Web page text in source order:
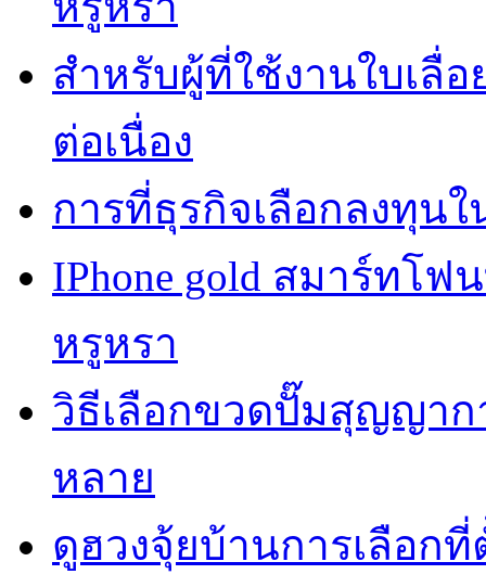
สำหรับผู้ที่ใช้งานใบเลื่
ต่อเนื่อง
การที่ธุรกิจเลือกลงทุน
IPhone gold สมาร์ทโ
หรูหรา
วิธีเลือกขวดปั๊มสุญญาก
หลาย
ดูฮวงจุ้ยบ้านการเลือก